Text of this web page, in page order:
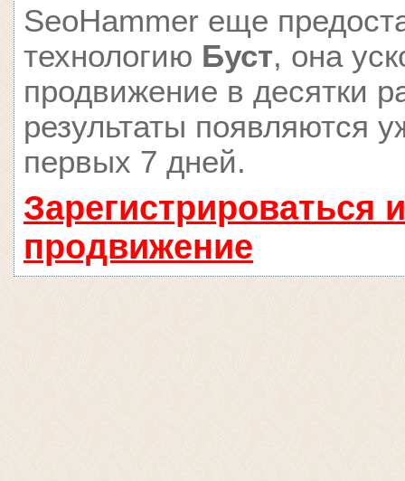
SeoHammer еще
технологию Буст, она
продвижение в десятки
результаты появляются
первых 7 дней.
Зарегистрироваться
продвижение